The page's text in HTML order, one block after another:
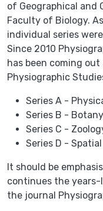
of Geographical and
Faculty of Biology.
individual series
Since 2010
has been coming
Physiographic
Series A -
Series B -
Series C -
Series D -
It should be
continues the
the journal